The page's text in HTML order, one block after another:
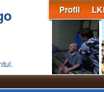
Profil